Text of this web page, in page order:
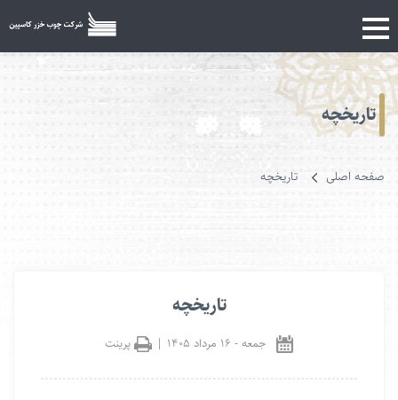
تاریخچه
صفحه اصلی تاریخچه
تاریخچه
جمعه- ۱۶ مرداد ۱۴۰۵ | پرینت